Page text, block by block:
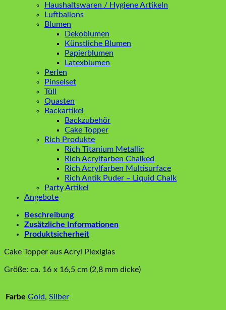
Haushaltswaren / Hygiene Artikeln
Luftballons
Blumen
Dekoblumen
Künstliche Blumen
Papierblumen
Latexblumen
Perlen
Pinselset
Tüll
Quasten
Backartikel
Backzubehör
Cake Topper
Rich Produkte
Rich Titanium Metallic
Rich Acrylfarben Chalked
Rich Acrylfarben Multisurface
Rich Antik Puder – Liquid Chalk
Party Artikel
Angebote
Beschreibung
Zusätzliche Informationen
Produktsicherheit
Cake Topper aus Acryl Plexiglas
Größe: ca. 16 x 16,5 cm (2,8 mm dicke)
Farbe Gold, Silber